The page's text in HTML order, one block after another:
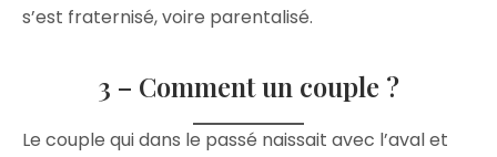
s’est fraternisé, voire parentalisé.
3 – Comment un couple ?
Le couple qui dans le passé naissait avec l’aval et